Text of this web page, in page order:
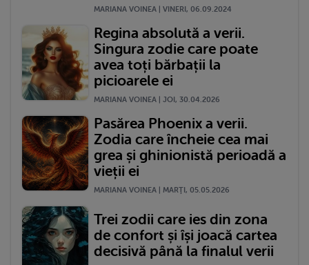
MARIANA VOINEA | VINERI, 06.09.2024
Regina absolută a verii.
Singura zodie care poate
avea toți bărbații la
picioarele ei
MARIANA VOINEA | JOI, 30.04.2026
Pasărea Phoenix a verii.
Zodia care încheie cea mai
grea și ghinionistă perioadă a
vieții ei
MARIANA VOINEA | MARŢI, 05.05.2026
Trei zodii care ies din zona
de confort și își joacă cartea
decisivă până la finalul verii